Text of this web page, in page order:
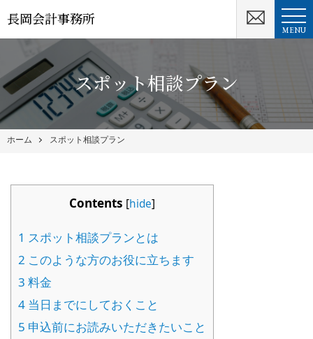
長岡会計事務所
MENU
スポット相談プラン
ホーム スポット相談プラン
Contents [hide]
1 スポット相談プランとは
2 このような方のお役に立ちます
3 料金
4 当日までにしておくこと
5 申込前にお読みいただきたいこと